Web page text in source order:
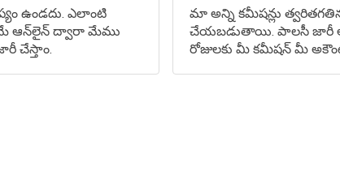
ఉండదు. ఎలాంటి
ఆన్‌లైన్‌ ద్వారా మేము
చేస్తాం.
మా అన్ని కమీషన్లు
చేయబడుతాయి. పాలసీ జారీ
రోజులకు మీ కమీషన్ మీ